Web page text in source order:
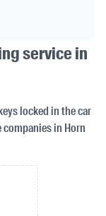
service in
locked in the car
in Horn